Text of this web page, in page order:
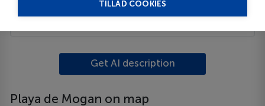
TILLAD COOKIES
Description
Get AI description
Playa de Mogan on map